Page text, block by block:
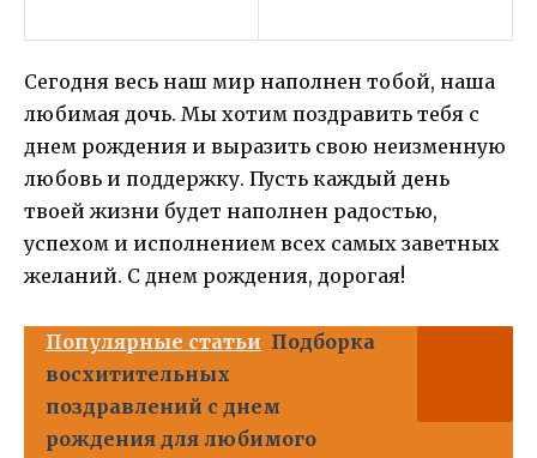
Сегодня весь наш мир наполнен тобой, наша
любимая дочь. Мы хотим поздравить тебя с
днем рождения и выразить свою неизменную
любовь и поддержку. Пусть каждый день
твоей жизни будет наполнен радостью,
успехом и исполнением всех самых заветных
желаний. С днем рождения, дорогая!
Популярные статьи Подборка
восхитительных
поздравлений с днем
рождения для любимого